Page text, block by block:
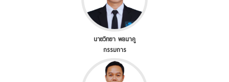
นายวิทยา พลนาคู
กรรมการ